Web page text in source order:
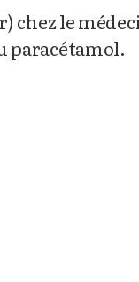
chez le
paracétamol.